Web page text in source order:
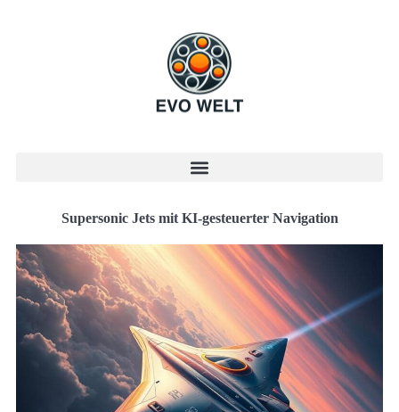
Supersonic Jets mit KI-gesteuerter Navigation